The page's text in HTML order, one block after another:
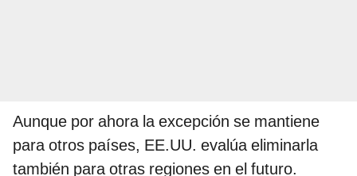
Aunque por ahora la excepción se mantiene
para otros países, EE.UU. evalúa eliminarla
también para otras regiones en el futuro.